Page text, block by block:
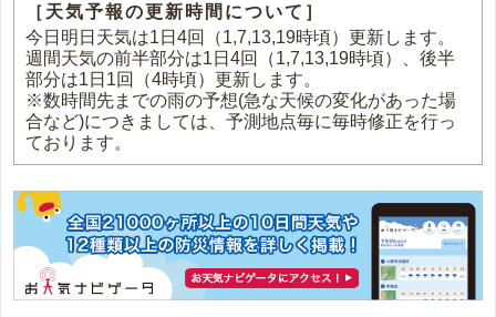
［天気予報の更新時間について］
今日明日天気は1日4回（1,7,13,19時頃）更新します。
週間天気の前半部分は1日4回（1,7,13,19時頃）、後半
部分は1日1回（4時頃）更新します。
※数時間先までの雨の予想(急な天候の変化があった場
合など)につきましては、予測地点毎に毎時修正を行っ
ております。